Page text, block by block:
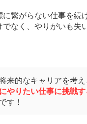
に繋がらない仕事を続
なく、やりがいも失
来的なキャリアを考
にやりたい仕事に挑戦す
です！